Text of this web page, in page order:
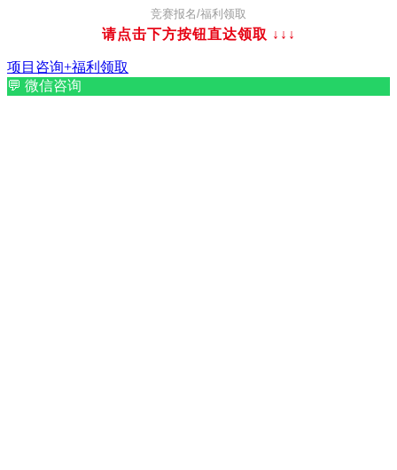
竞赛报名/福利领取
请点击下方按钮直达领取 ↓↓↓
项目咨询+福利领取
💬 微信咨询